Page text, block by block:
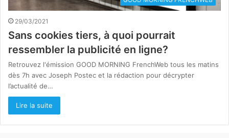
29/03/2021
Sans cookies tiers, à quoi pourrait
ressembler la publicité en ligne?
Retrouvez l'émission GOOD MORNING FrenchWeb tous les matins
dès 7h avec Joseph Postec et la rédaction pour décrypter
l’actualité de…
Lire la suite